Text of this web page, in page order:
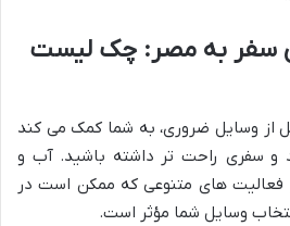
سفر به مصر: چک لیست
از وسایل ضروری، به شما کمک می کند
و سفری راحت تر داشته باشید. آب و
های متنوعی که ممکن است در
وسایل شما مؤثر است.